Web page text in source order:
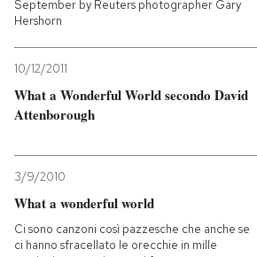
I MIEI PREFERITI
SHOP
CALENDARIO
AREA PERSONALE
September by Reuters photographer Gary
Hershorn
10/12/2011
What a Wonderful World secondo David
Attenborough
3/9/2010
What a wonderful world
Ci sono canzoni così pazzesche che anche se
ci hanno sfracellato le orecchie in mille